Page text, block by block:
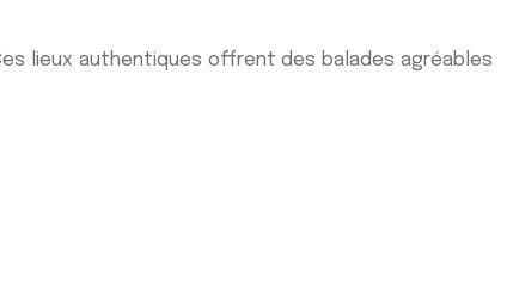
lieux authentiques offrent des balades agréables